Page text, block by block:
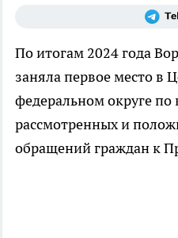
По итогам 2024 года
заняла первое место в
федеральном округе по
рассмотренных и
обращений граждан к